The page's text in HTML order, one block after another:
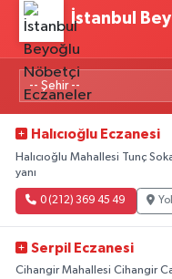
İstanbul
Halıcıoğlu Eczanesi
Halıcıoğlu Mahallesi Tunç
yanı
0 (212) 369 45 49
Serpil Eczanesi
Cihangir Mahallesi Cihangir